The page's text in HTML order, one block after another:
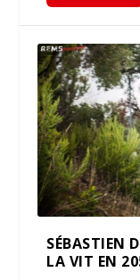
SÉBASTIEN
LA VIT EN